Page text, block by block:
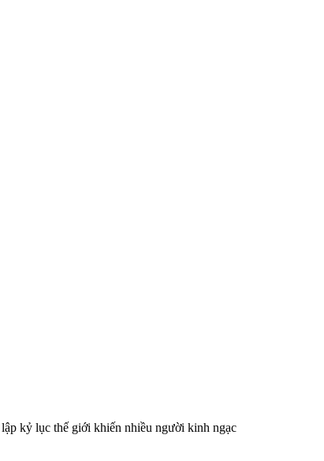
kỷ lục thế giới khiến nhiều người kinh ngạc